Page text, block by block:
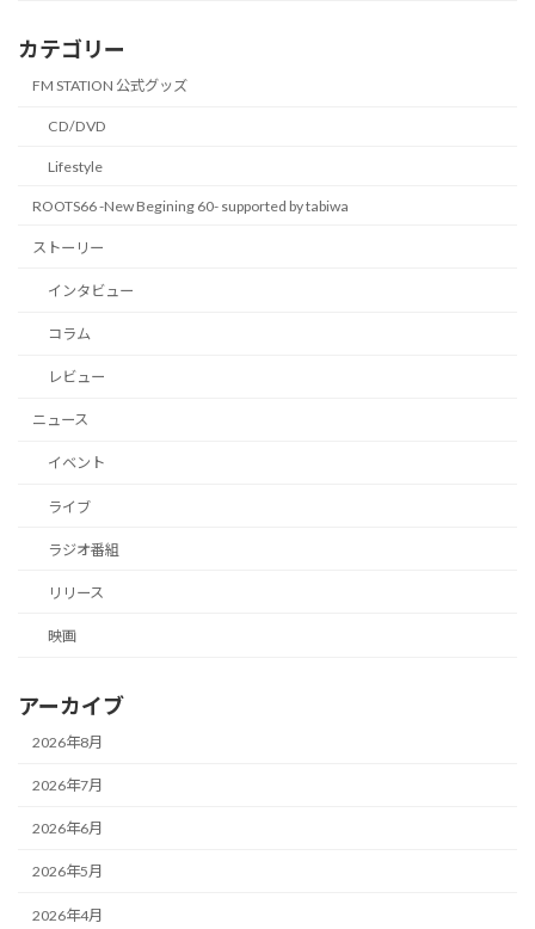
カテゴリー
FM STATION 公式グッズ
CD/DVD
Lifestyle
ROOTS66 -New Begining 60- supported by tabiwa
ストーリー
インタビュー
コラム
レビュー
ニュース
イベント
ライブ
ラジオ番組
リリース
映画
アーカイブ
2026年8月
2026年7月
2026年6月
2026年5月
2026年4月